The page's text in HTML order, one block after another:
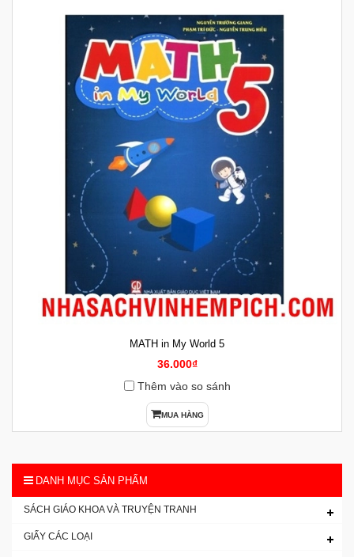
MATH in My World 5
36.000₫
Thêm vào so sánh
MUA HÀNG
DANH MỤC SẢN PHẨM
SÁCH GIÁO KHOA VÀ TRUYỆN TRANH
GIẤY CÁC LOẠI